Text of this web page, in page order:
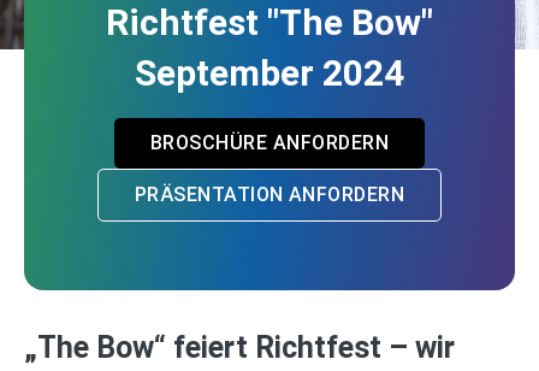
Richtfest "The Bow"
September 2024
BROSCHÜRE ANFORDERN
PRÄSENTATION ANFORDERN
„The Bow“ feiert Richtfest – wir